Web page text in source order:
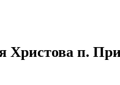
Христова п.